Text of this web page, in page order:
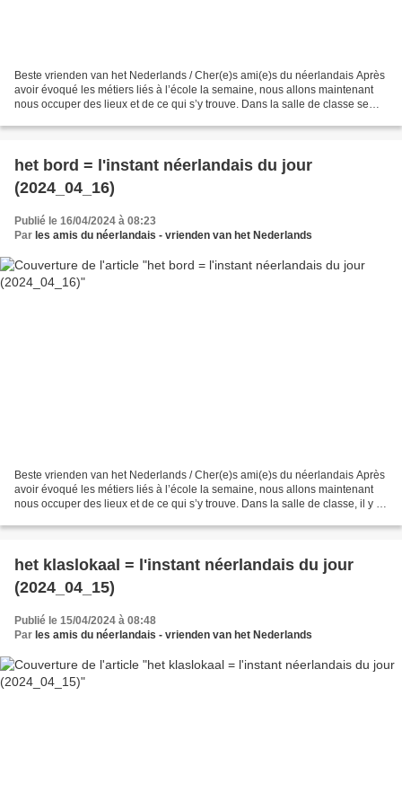
Beste vrienden van het Nederlands / Cher(e)s ami(e)s du néerlandais Après
avoir évoqué les métiers liés à l’école la semaine, nous allons maintenant
nous occuper des lieux et de ce qui s’y trouve. Dans la salle de classe se
het bord = l'instant néerlandais du jour
(2024_04_16)
Publié le 16/04/2024 à 08:23
Par les amis du néerlandais - vrienden van het Nederlands
Beste vrienden van het Nederlands / Cher(e)s ami(e)s du néerlandais Après
avoir évoqué les métiers liés à l’école la semaine, nous allons maintenant
nous occuper des lieux et de ce qui s’y trouve. Dans la salle de classe, il y a,
het klaslokaal = l'instant néerlandais du jour
(2024_04_15)
Publié le 15/04/2024 à 08:48
Par les amis du néerlandais - vrienden van het Nederlands